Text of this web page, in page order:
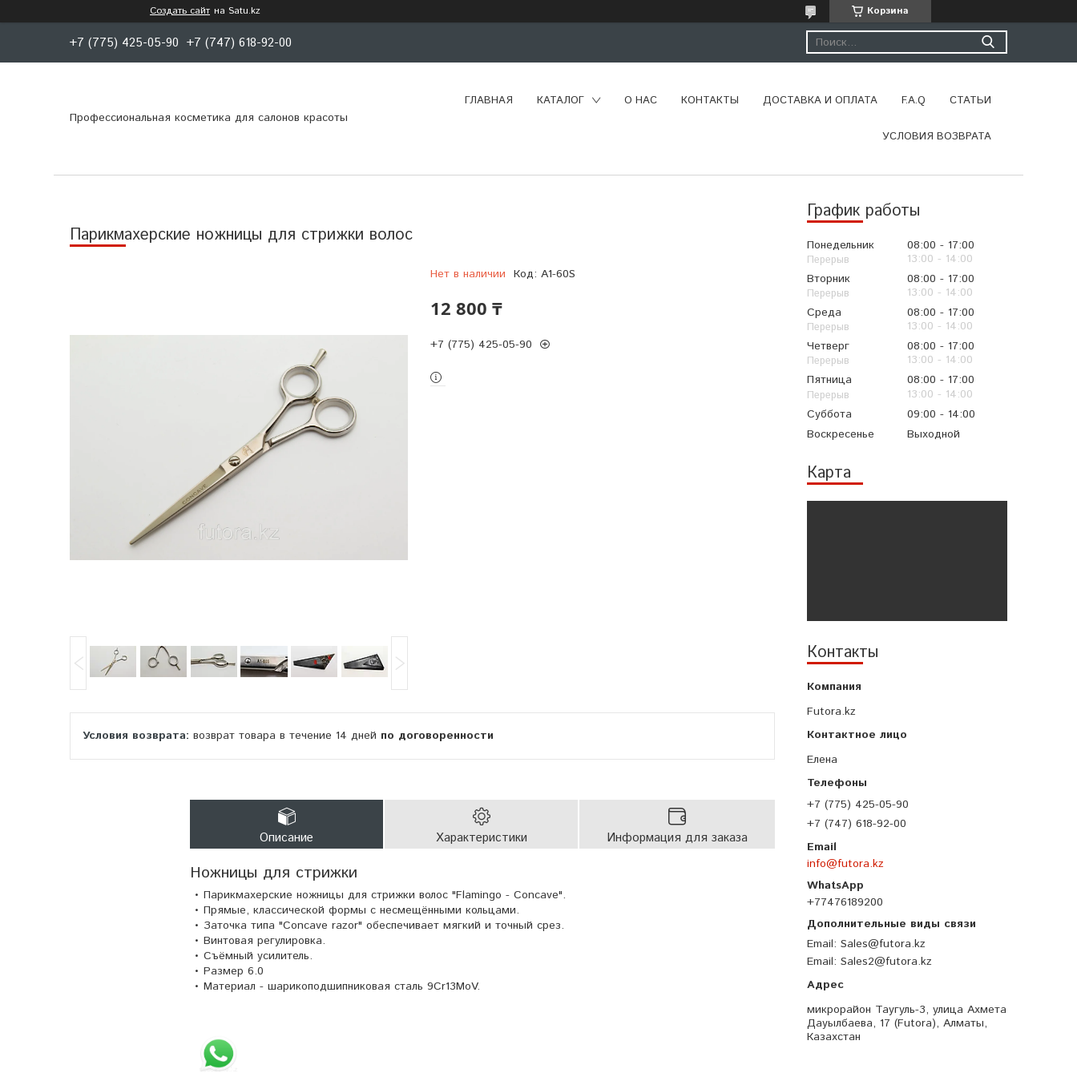
Создать сайт на Satu.kz Корзина
+7 (775) 425-05-90 +7 (747) 618-92-00
Профессиональная косметика для салонов красоты
ГЛАВНАЯ КАТАЛОГ О НАС КОНТАКТЫ ДОСТАВКА И ОПЛАТА F.A.Q СТАТЬИ
УСЛОВИЯ ВОЗВРАТА
График работы
Понедельник 08:00
17:00
13:00
14:00
Вторник
08:00
17:00
13:00
14:00
Среда
08:00
17:00
13:00
14:00
Четверг
08:00
17:00
13:00
14:00
Пятница
08:00
17:00
13:00
14:00
Суббота
09:00
14:00
Воскресенье
Выходной
Карта
Контакты
Futora.kz
Елена
+7 (775) 425-05-90
+7 (747) 618-92-00
info@futora.kz
+77476189200
Email Sales@futora.kz
Email Sales2@futora.kz
микрорайон Таугуль-3, улица Ахмета
Дауылбаева, 17 (Futora), Алматы,
Казахстан
Парикмахерские ножницы для стрижки волос
Нет в наличии Код: A1-60S
12 800 ₸
+7 (775) 425-05-90
возврат товара в течение 14 дней по договоренности
Описание Характеристики Информация для заказа
Ножницы для стрижки
• Парикмахерские ножницы для стрижки волос "Flamingo - Concave".
• Прямые, классической формы с несмещёнными кольцами.
• Заточка типа "Concave razor" обеспечивает мягкий и точный срез.
• Винтовая регулировка.
• Cъёмный усилитель.
• Размер 6.0
• Материал - шарикоподшипниковая сталь 9Cr13MoV.